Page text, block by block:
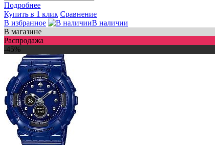
Подробнее
Купить в 1 клик Сравнение
В избранное
В наличии
В магазине
Распродажа
-45%